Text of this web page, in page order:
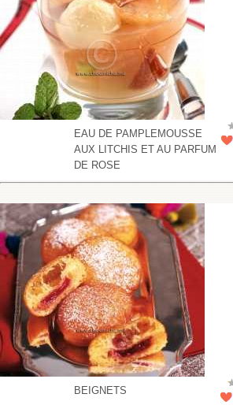
EAU DE PAMPLEMOUSSE
AUX LITCHIS ET AU PARFUM
DE ROSE
BEIGNETS